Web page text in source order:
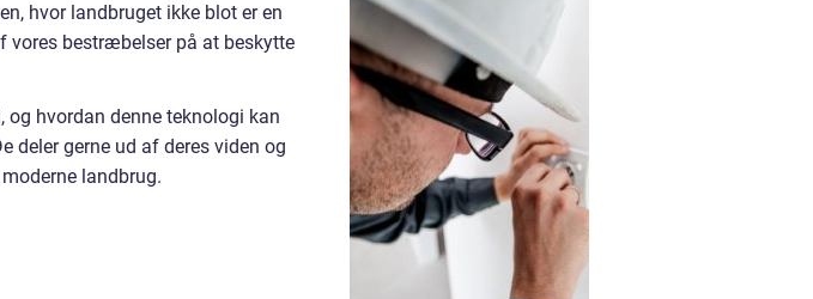
hvor landbruget ikke blot er en
vores bestræbelser på at beskytte
hvordan denne teknologi kan
deler gerne ud af deres viden og
landbrug.